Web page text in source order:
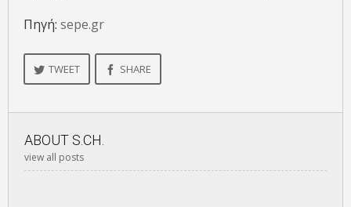
Πηγή: sepe.gr
TWEET SHARE
ABOUT S.CH.
view all posts